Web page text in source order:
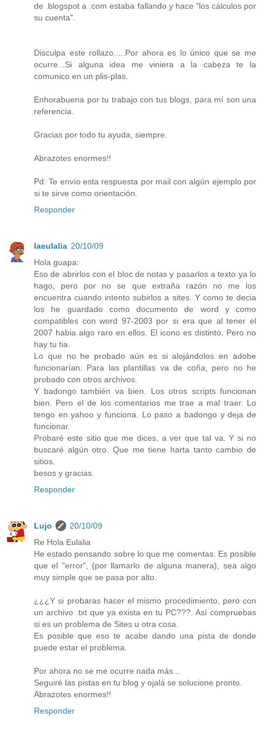
de .blogspot a .com estaba fallando y hace "los cálculos por
su cuenta".
Disculpa este rollazo.....Por ahora es lo único que se me
ocurre...Si alguna idea me viniera a la cabeza te la
comunico en un plis-plas.
Enhorabuena por tu trabajo con tus blogs, para mí son una
referencia.
Gracias por todo tu ayuda, siempre.
Abrazotes enormes!!
Pd: Te envío esta respuesta por mail con algún ejemplo por
si te sirve como orientación.
Responder
laeulalia 20/10/09
Hola guapa:
Eso de abrirlos con el bloc de notas y pasarlos a texto ya lo
hago, pero por no se que extraña razón no me los
encuentra cuando intento subirlos a sites. Y como te decia
los he guardado como documento de word y como
compatibles con word 97-2003 por si era que al tener el
2007 habia algo raro en ellos. El icono es distinto. Pero no
hay tu tia.
Lo que no he probado aún es si alojándolos en adobe
funcionarían. Para las plantillas va de coña, pero no he
probado con otros archivos.
Y badongo también va bien. Los otros scripts funcionan
bien. Pero el de los comentarios me trae a mal traer. Lo
tengo en yahoo y funciona. Lo paso a badongo y deja de
funcionar.
Probaré este sitio que me dices, a ver que tal va. Y si no
buscaré algún otro. Que me tiene harta tanto cambio de
sitios.
besos y gracias.
Responder
Lujo
20/10/09
Re Hola Eulalia
He estado pensando sobre lo que me comentas. Es posible
que el "error", (por llamarlo de alguna manera), sea algo
muy simple que se pasa por alto.
¿¿¿Y si probaras hacer el mismo procedimiento, pero con
un archivo .txt que ya exista en tu PC???. Así compruebas
si es un problema de Sites u otra cosa.
Es posible que eso te acabe dando una pista de donde
puede estar el problema.
Por ahora no se me ocurre nada más...
Seguiré las pistas en tu blog y ojalá se solucione pronto.
Abrazotes enormes!!
Responder